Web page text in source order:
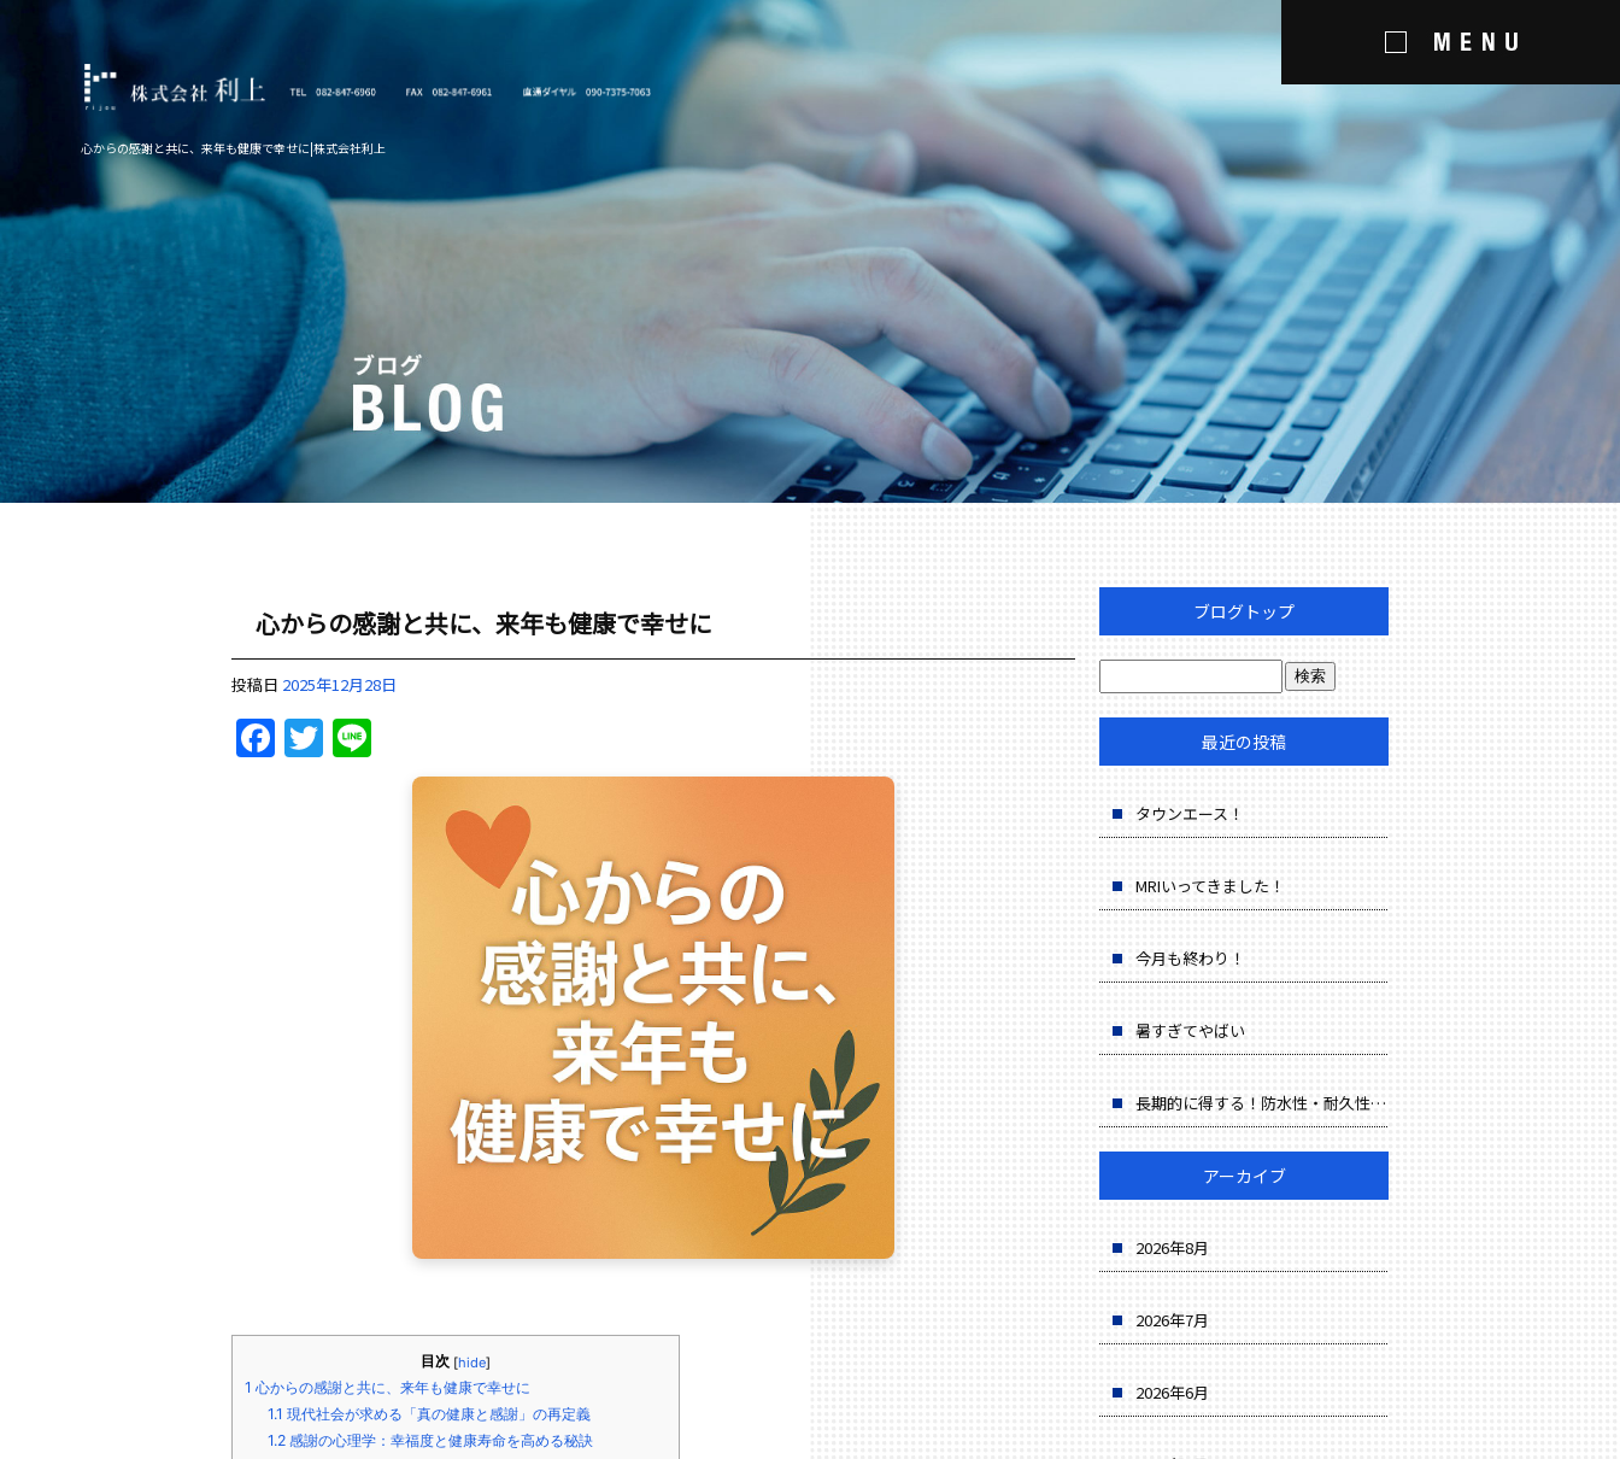
心からの感謝と共に、来年も健康で幸せに|株式会社利上
心からの感謝と共に、来年も健康で幸せに
投稿日 2025年12月28日
Facebook
Twitter
目次 [hide]
1 心からの感謝と共に、来年も健康で幸せに
1.1 現代社会が求める「真の健康と感謝」の再定義
1.2感謝の心理学：幸福度と健康寿命を高める秘訣
ブログトップ
最近の投稿
タウンエース！
MRIいってきました！
今月も終わり！
暑すぎてやばい
長期的に得する！防水性・耐久性・省エネでコスト削減
アーカイブ
2026年8月
2026年7月
2026年6月